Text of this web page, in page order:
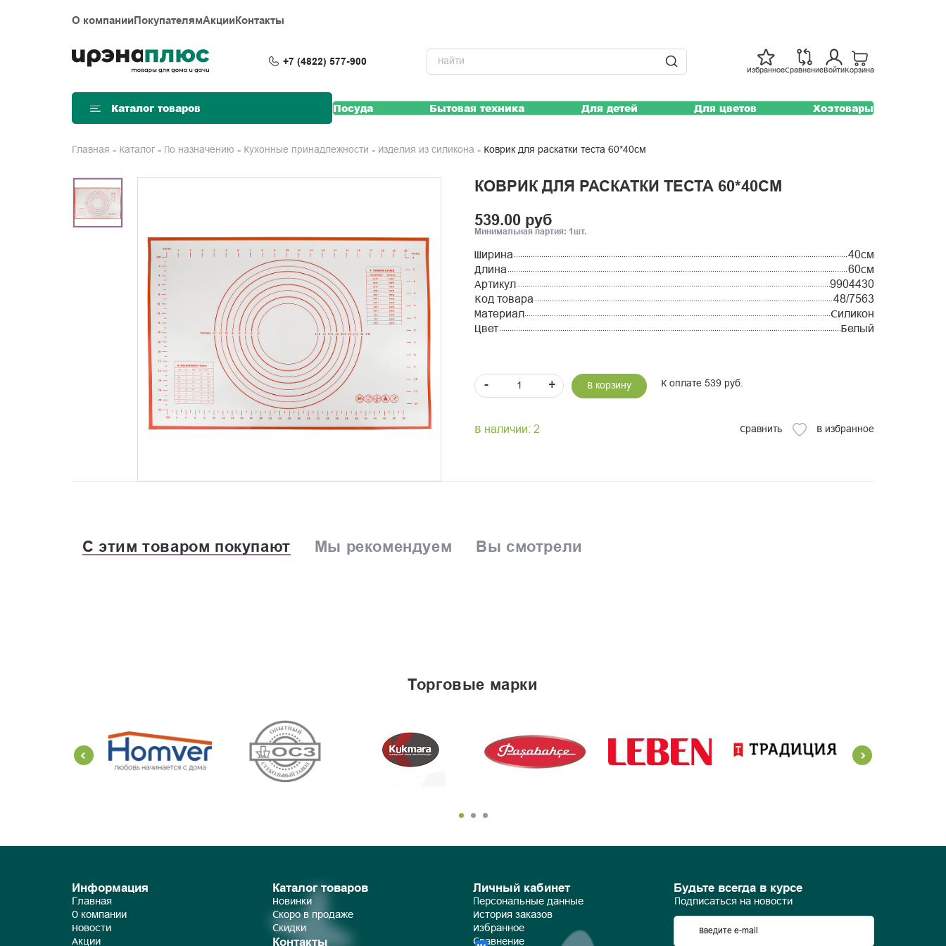
О компанииПокупателямАкцииКонтакты
+7 (4822) 577-900
ИзбранноеСравнение Войти Корзина
Каталог товаров Посуда Бытовая техника Для детей Для цветов Хозтовары
Главная Каталог По назначению Кухонные принадлежности Изделия из силикона Коврик для раскатки теста 60*40см
КОВРИК ДЛЯ РАСКАТКИ ТЕСТА 60*40СМ
539.00 руб
Минимальная партия: 1шт.
Ширина
40см
Длина
60см
Артикул
9904430
Код товара
48/7563
Материал
Силикон
Цвет
Белый
- + В корзину К оплате 539 руб.
В наличии: 2 Сравнить В избранное
С этим товаром покупают Мы рекомендуем Вы смотрели
торговые марки
Информация
Главная
О компании
Новости
Акции
Каталог товаров
Новинки
Скоро в продаже
Скидки
Контакты
Личный кабинет
Персональные данные
История заказов
Избранное
Сравнение
Будьте всегда в курсе
Подписаться на новости